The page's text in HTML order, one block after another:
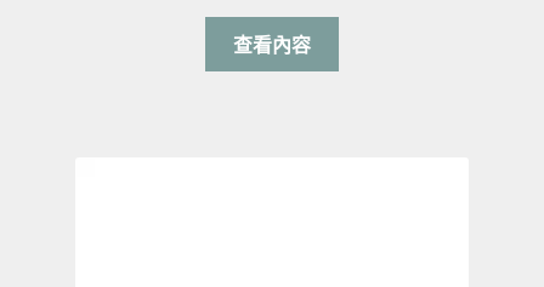
查看內容